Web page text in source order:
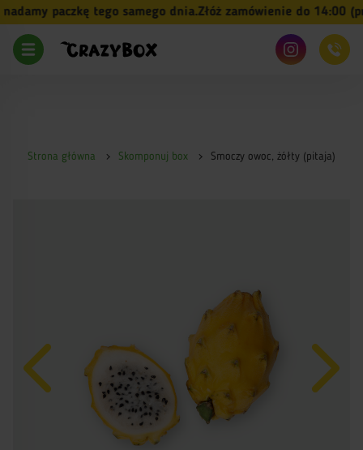
paczkę tego samego dnia.Złóż zamówienie do 14:00 (pn-
Strona główna Skomponuj box Smoczy owoc, żółty (pitaja)